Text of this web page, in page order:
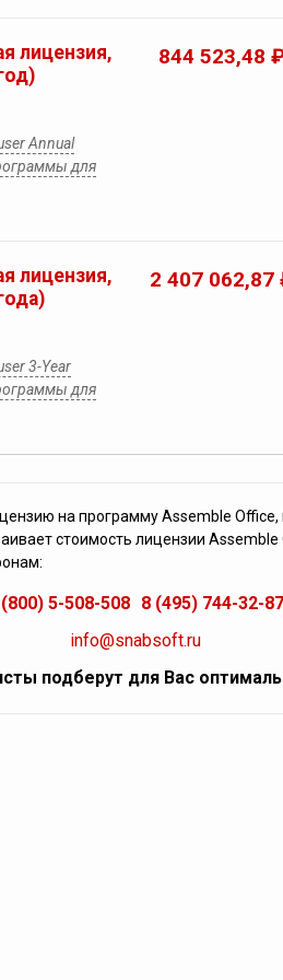
лицензия,
Annual
для
844 523,48
лицензия,
3-Year
для
2 407 062,87
на программу Assemble Office,
стоимость лицензии
5-508-508 8 (495) 744-32-87
info@snabsoft.ru
подберут для Вас